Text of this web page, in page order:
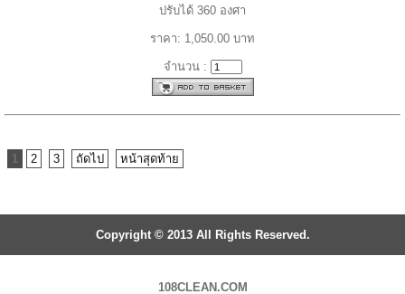
ปรับได้ 360 องศา
ราคา: 1,050.00 บาท
จำนวน :
1 2 3 ถัดไป หน้าสุดท้าย
Copyright © 2013 All Rights Reserved.
108CLEAN.COM